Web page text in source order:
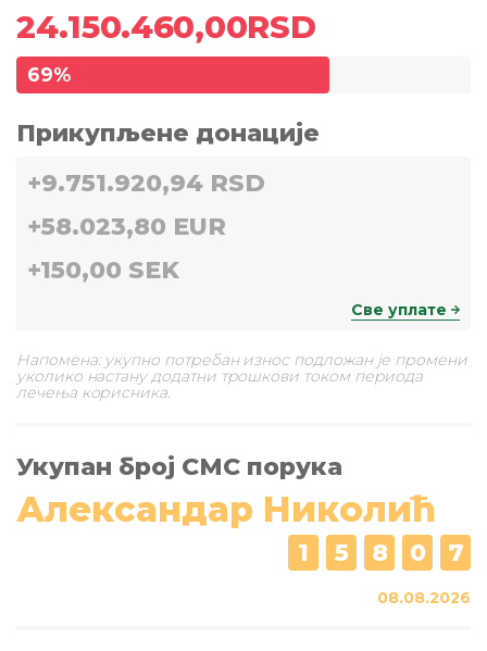
24.150.460,00RSD
69%
Прикупљене донације
+9.751.920,94 RSD
+58.023,80 EUR
+150,00 SEK
Све уплате
Напомена: укупно потребан износ подложан је промени
уколико настану додатни трошкови током периода
лечења корисника.
Укупан број СМС порука
Александар Николић
1 5 8 0 7
08.08.2026